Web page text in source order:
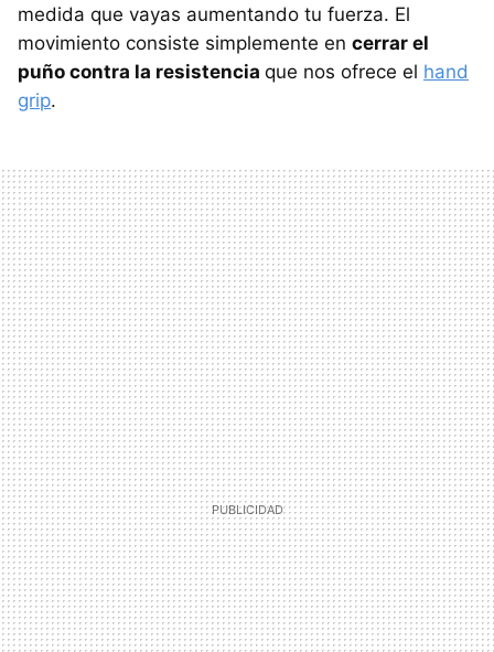
medida que vayas aumentando tu fuerza. El
movimiento consiste simplemente en cerrar el
puño contra la resistencia que nos ofrece el hand
grip.